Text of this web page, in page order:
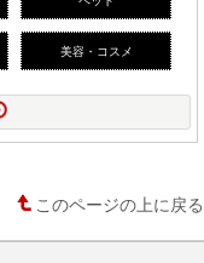
美容・コスメ
このページの上に戻る